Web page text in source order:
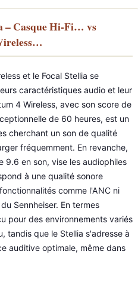
– Casque Hi-Fi… vs
et le Focal Stellia se
caractéristiques audio et leur
4 Wireless, avec son score de
de 60 heures, est un
cherchant un son de qualité
fréquemment. En revanche,
9.6 en son, vise les audiophiles
à une qualité sonore
comme l'ANC ni
Sennheiser. En termes
pour des environnements variés
tandis que le Stellia s'adresse à
auditive optimale, même dans